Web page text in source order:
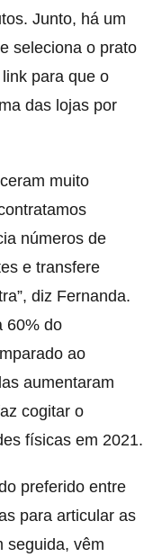
Junto, há um
seleciona o prato
para que o
das lojas por
muito
números de
e transfere
diz Fernanda.
60% do
ao
aumentaram
cogitar o
físicas em 2021.
preferido entre
para articular as
seguida, vêm